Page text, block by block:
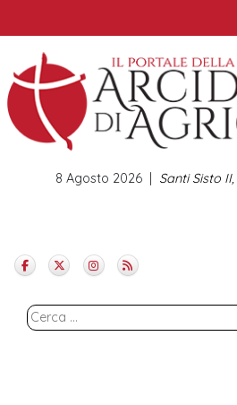
to
content
Santi Sisto
8 Agosto 2026
Ricerca